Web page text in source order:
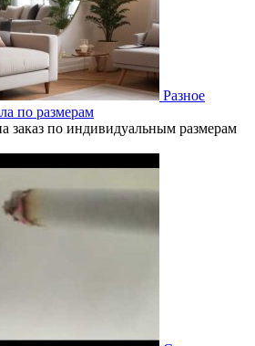
Разное
по размерам
заказ по индивидуальным размерам